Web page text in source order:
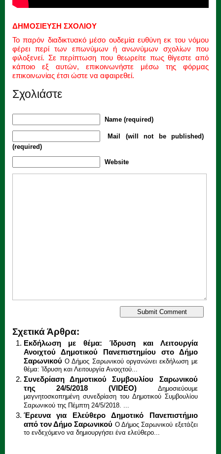
ΔΗΜΟΣΙΕΥΣΗ ΣΧΟΛΙΟΥ
Το παρόν διαδικτυακό μέσο ουδεμία ευθύνη εκ του νόμου
φέρει περί των επωνύμων ή ανωνύμων σχολίων που
φιλοξενεί. Σε περίπτωση που θεωρείτε πως θίγεστε από
κάποιο εξ αυτών, επικοινωνήστε μέσω της φόρμας
επικοινωνίας έτσι ώστε να αφαιρεθεί.
Σχολιάστε
Name (required)
Mail (will not be published)
(required)
Website
Σχετικά Άρθρα:
Εκδήλωση με θέμα: Ίδρυση και Λειτουργία
Ανοιχτού Δημοτικού Πανεπιστημίου στο Δήμο
Σαρωνικού Ο Δήμος Σαρωνικού οργανώνει εκδήλωση με
θέμα: Ίδρυση και Λειτουργία Ανοιχτού...
Συνεδρίαση Δημοτικού Συμβουλίου Σαρωνικού
της 24/5/2018 (VIDEO)
Δημοσιεύουμε
μαγνητοσκοπημένη συνεδρίαση του Δημοτικού Συμβουλίου
Σαρωνικού της Πέμπτη 24/5/2018. ...
Έρευνα για Ελεύθερο Δημοτικό Πανεπιστήμιο
από τον Δήμο Σαρωνικού Ο Δήμος Σαρωνικού εξετάζει
το ενδεχόμενο να δημιουργήσει ένα ελεύθερο...